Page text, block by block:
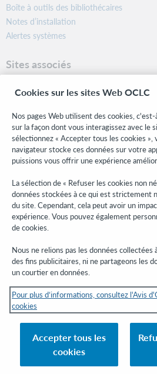
Boîte à outils des bibliothécaires
Notes d’installation
Alertes systèmes
Sites associés
Formats bibliographiques
Research
WebJunction
Réseau des développeurs
Soyez informé
Recevez les dernières nouvelles sur les
études, des événements, et plus.
© 2026 OCLC
Inc. et de ses affiliés.
Avis sur les cookies Gérer mes cookies
Cookies sur les sites Web OCLC
Nos pages Web utilisent des cookies,
sur la façon dont vous interagissez avec le
sélectionnez « Accepter tous les cookies
navigateur stocke ces données sur votre
puissions vous offrir une expérience
La sélection de « Refuser les cookies non
données stockées à ce qui est strictement
du site. Cependant, cela peut avoir un
expérience. Vous pouvez également
de cookies.
Nous ne relions pas les données collectées
des fins publicitaires, ni ne partageons les
un courtier en données.
Pour plus d’informations, consultez l'Avis
cookies
Accepter tous les
cookies